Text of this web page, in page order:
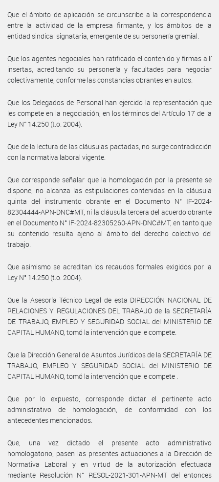
Que el ámbito de aplicación se circunscribe a la correspondencia
entre la actividad de la empresa firmante, y los ámbitos de la
entidad sindical signataria, emergente de su personería gremial.
Que los agentes negociales han ratificado el contenido y firmas allí
insertas, acreditando su personería y facultades para negociar
colectivamente, conforme las constancias obrantes en autos.
Que los Delegados de Personal han ejercido la representación que
les compete en la negociación, en los términos del Artículo 17 de la
Ley N° 14.250 (t.o. 2004).
Que de la lectura de las cláusulas pactadas, no surge contradicción
con la normativa laboral vigente.
Que corresponde señalar que la homologación por la presente se
dispone, no alcanza las estipulaciones contenidas en la cláusula
quinta del instrumento obrante en el Documento N° IF-2024-
82304444-APN-DNC#MT, ni la cláusula tercera del acuerdo obrante
en el Documento N° IF-2024-82305260-APN-DNC#MT, en tanto que
su contenido resulta ajeno al ámbito del derecho colectivo del
trabajo.
Que asimismo se acreditan los recaudos formales exigidos por la
Ley N° 14.250 (t.o. 2004).
Que la Asesoría Técnico Legal de esta DIRECCIÓN NACIONAL DE
RELACIONES Y REGULACIONES DEL TRABAJO de la SECRETARÍA
DE TRABAJO, EMPLEO Y SEGURIDAD SOCIAL del MINISTERIO DE
CAPITAL HUMANO, tomó la intervención que le compete.
Que la Dirección General de Asuntos Jurídicos de la SECRETARÍA DE
TRABAJO, EMPLEO Y SEGURIDAD SOCIAL del MINISTERIO DE
CAPITAL HUMANO, tomó la intervención que le compete .
Que por lo expuesto, corresponde dictar el pertinente acto
administrativo de homologación, de conformidad con los
antecedentes mencionados.
Que, una vez dictado el presente acto administrativo
homologatorio, pasen las presentes actuaciones a la Dirección de
Normativa Laboral y en virtud de la autorización efectuada
mediante Resolución N° RESOL-2021-301-APN-MT del entonces